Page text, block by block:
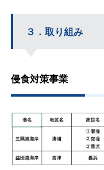
３．取り組み
侵食対策事業